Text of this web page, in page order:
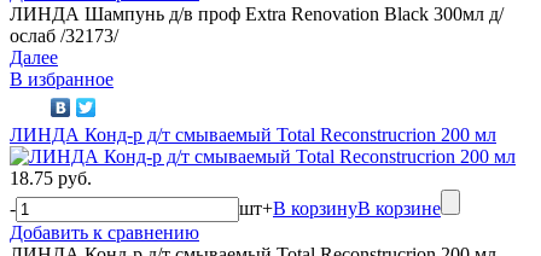
ЛИНДА Шампунь д/в проф Extra Renovation Black 300мл д/
ослаб /32173/
Далее
В избранное
ЛИНДА Конд-р д/т смываемый Total Reconstrucrion 200 мл
18.75 руб.
-
шт+В корзинуВ корзине
Добавить к сравнению